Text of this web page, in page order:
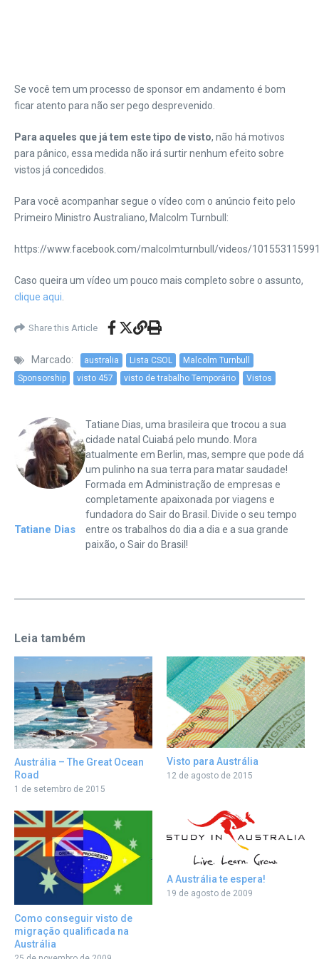
Se você tem um processo de sponsor em andamento é bom
ficar atento para não ser pego desprevenido.
Para aqueles que já tem este tipo de visto, não há motivos
para pânico, essa medida não irá surtir nenhum efeito sobre
vistos já concedidos.
Para você acompanhar segue o vídeo com o anúncio feito pelo
Primeiro Ministro Australiano, Malcolm Turnbull:
https://www.facebook.com/malcolmturnbull/videos/
Caso queira um vídeo um pouco mais completo sobre o assunto,
clique aqui
Share this Article
Marcado: australia Lista CSOL
Malcolm Turnbull
Sponsorship
visto 457 visto de trabalho Temporário Vistos
Tatiane Dias
Tatiane Dias, uma brasileira que trocou a sua
cidade natal Cuiabá pelo mundo. Mora
atualmente em Berlin, mas, sempre que pode dá
um pulinho na sua terra para matar saudade!
Formada em Administração de empresas e
completamente apaixonada por viagens e
fundadora do Sair do Brasil. Divide o seu tempo
entre os trabalhos do dia a dia e a sua grande
paixão, o Sair do Brasil!
Leia também
Austrália – The Great Ocean
Road
1 de setembro de 2015
Visto para Austrália
12 de agosto de 2015
Como conseguir visto de
migração qualificada na
Austrália
A Austrália te espera!
19 de agosto de 2009